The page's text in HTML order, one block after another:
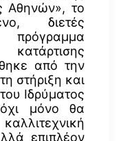
Αθηνών», το
διετές
από την
στήριξη και
Ιδρύματος
μόνο θα
επιπλέον